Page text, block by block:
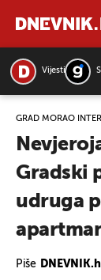
Vijesti
GRAD MORAO
Gradski
udruga
Piše
PRETRAŽITE